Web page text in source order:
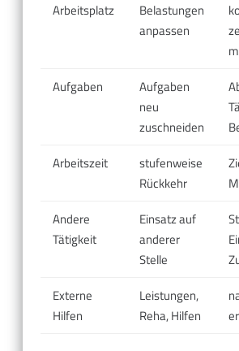
Arbeitsplatz
Belastungen
anpassen
Aufgaben
Aufgaben
neu
zuschneiden
Arbeitszeit
stufenweise
Rückkehr
Andere
Tätigkeit
Einsatz auf
anderer
Stelle
Externe
Hilfen
Leistungen,
Reha, Hilfen